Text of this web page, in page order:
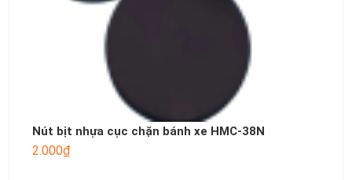
Nút bịt nhựa cục chặn bánh xe HMC-38N
2.000₫